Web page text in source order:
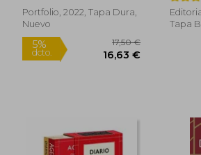
Inglés)
Portfolio, 2022, Tapa Dura,
Nuevo
Tapa